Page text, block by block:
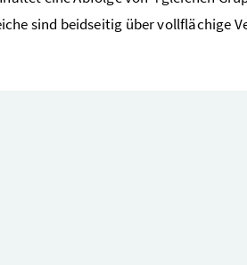
sind beidseitig über vollflächige